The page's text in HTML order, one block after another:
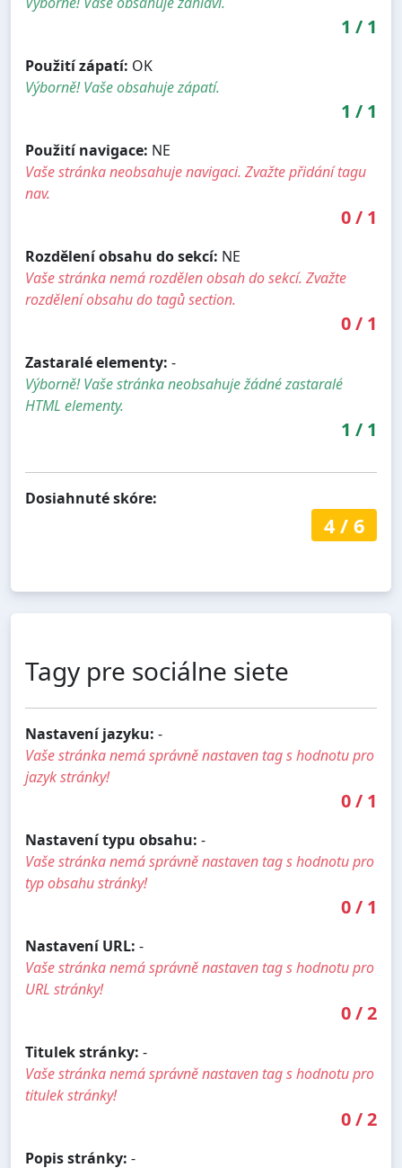
1 / 1
Použití zápatí: OK
Výborně! Vaše obsahuje zápatí.
1 / 1
Použití navigace: NE
Vaše stránka neobsahuje navigaci. Zvažte přidání tagu
nav.
0/ 1
Rozdělení obsahu do sekcí: NE
Vaše stránka nemá rozdělen obsah do sekcí. Zvažte
rozdělení obsahu do tagů section.
0/ 1
Zastaralé elementy: -
Výborně! Vaše stránka neobsahuje žádné zastaralé
HTML elementy.
1 / 1
Dosiahnuté skóre:
4/ 6
Tagy pre sociálne siete
Nastavení jazyku: -
Vaše stránka nemá správně nastaven tag s hodnotu pro
jazyk stránky!
0/ 1
Nastavení typu obsahu: -
Vaše stránka nemá správně nastaven tag s hodnotu pro
typ obsahu stránky!
0/ 1
Nastavení URL: -
Vaše stránka nemá správně nastaven tag s hodnotu pro
URL stránky!
0/2
Titulek stránky: -
Vaše stránka nemá správně nastaven tag s hodnotu pro
titulek stránky!
0/2
Popis stránky: -